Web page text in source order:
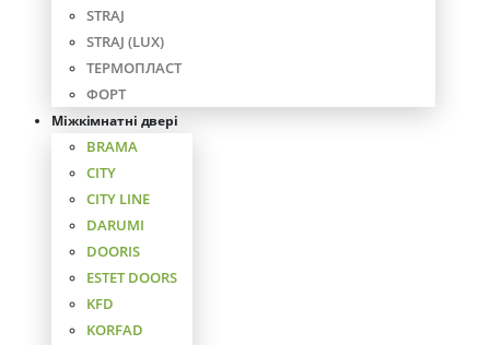
STRAJ
STRAJ (LUX)
ТЕРМОПЛАСТ
ФОРТ
Міжкімнатні двері
BRAMA
CITY
CITY LINE
DARUMI
DOORIS
ESTET DOORS
KFD
KORFAD